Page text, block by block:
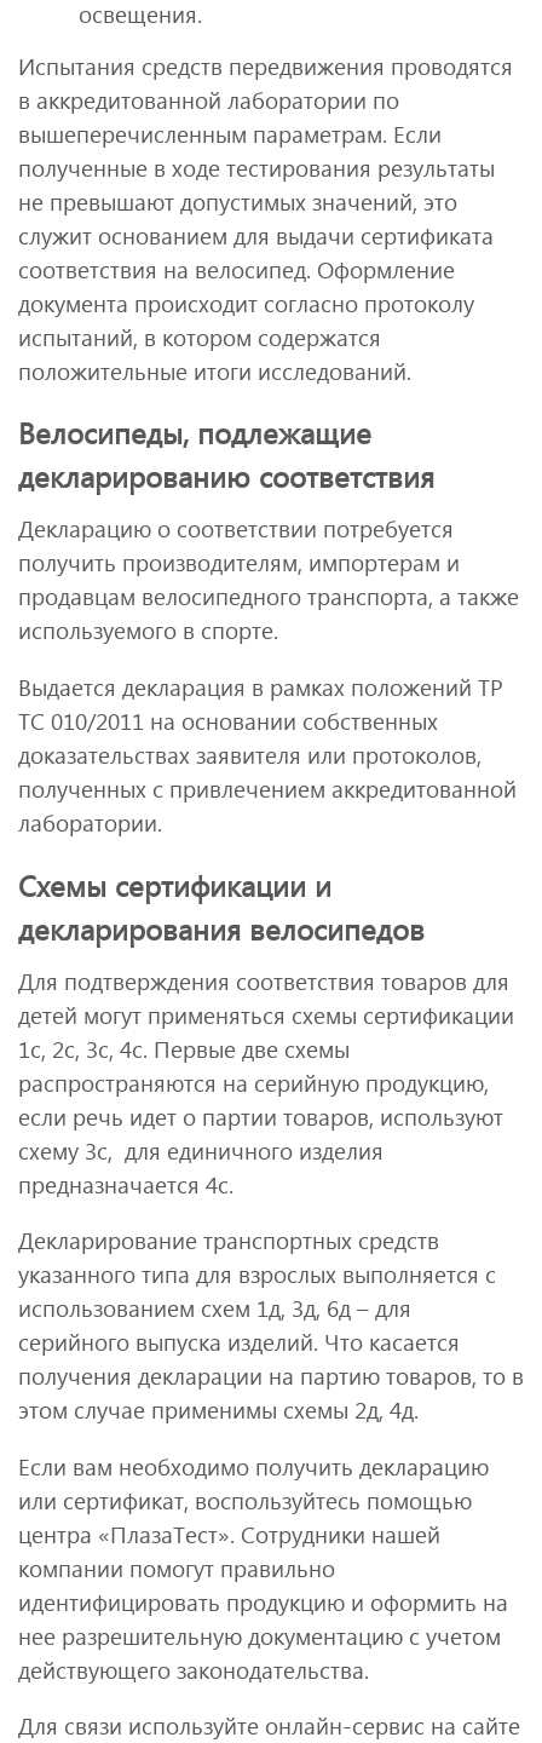
освещения.
Испытания средств передвижения проводятся
в аккредитованной лаборатории по
вышеперечисленным параметрам. Если
полученные в ходе тестирования результаты
не превышают допустимых значений, это
служит основанием для выдачи сертификата
соответствия на велосипед. Оформление
документа происходит согласно протоколу
испытаний, в котором содержатся
положительные итоги исследований.
Велосипеды, подлежащие
декларированию соответствия
Декларацию о соответствии потребуется
получить производителям, импортерам и
продавцам велосипедного транспорта, а также
используемого в спорте.
Выдается декларация в рамках положений ТР
ТС 010/2011 на основании собственных
доказательствах заявителя или протоколов,
полученных с привлечением аккредитованной
лаборатории.
Схемы сертификации и
декларирования велосипедов
Для подтверждения соответствия товаров для
детей могут применяться схемы сертификации
1с, 2с, 3с, 4с. Первые две схемы
распространяются на серийную продукцию,
если речь идет о партии товаров, используют
схему 3с, для единичного изделия
предназначается 4с.
Декларирование транспортных средств
указанного типа для взрослых выполняется с
использованием схем 1д, 3д, 6д – для
серийного выпуска изделий. Что касается
получения декларации на партию товаров, то в
этом случае применимы схемы 2д, 4д.
Если вам необходимо получить декларацию
или сертификат, воспользуйтесь помощью
центра «ПлазаТест». Сотрудники нашей
компании помогут правильно
идентифицировать продукцию и оформить на
нее разрешительную документацию с учетом
действующего законодательства.
Для связи используйте онлайн-сервис на сайте